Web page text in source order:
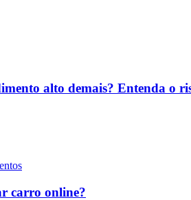
alto demais? Entenda o
carro online?